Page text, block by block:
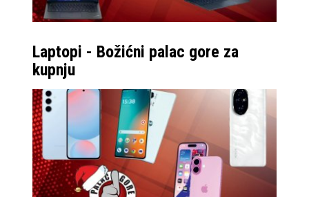
Laptopi - Božićni palac gore za
kupnju